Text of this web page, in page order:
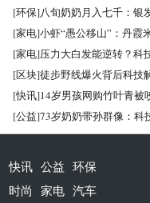
[环保]八旬奶奶月入七千：银
[家电]小虾“愚公移山”：丹霞
[家电]压力大白发能逆转？科
[区块]徒步野线爆火背后科技
[快讯]14岁男孩网购竹叶青被
[公益]73岁奶奶带孙群像：科
快讯 公益 环保
时尚 家电 汽车